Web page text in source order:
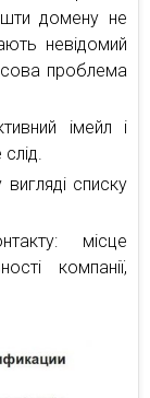
домену не
невідомий
проблема
імейл і
списку
місце
компанії,